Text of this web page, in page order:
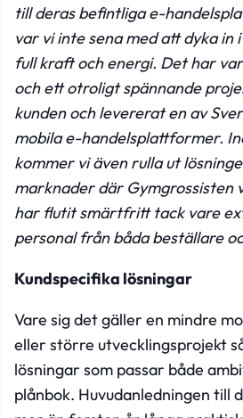
till deras befintliga e-
var vi inte sena med att dyka in
full kraft och energi. Det har
och ett otroligt spännande
kunden och levererat en av
mobila e-handelsplattformer.
kommer vi även rulla ut
marknader där Gymgrossisten
har flutit smärtfritt tack vare
personal från båda beställare
Kundspecifika lösningar
Vare sig det gäller en mindre
eller större utvecklingsprojekt
lösningar som passar både
plånbok. Huvudanledningen till